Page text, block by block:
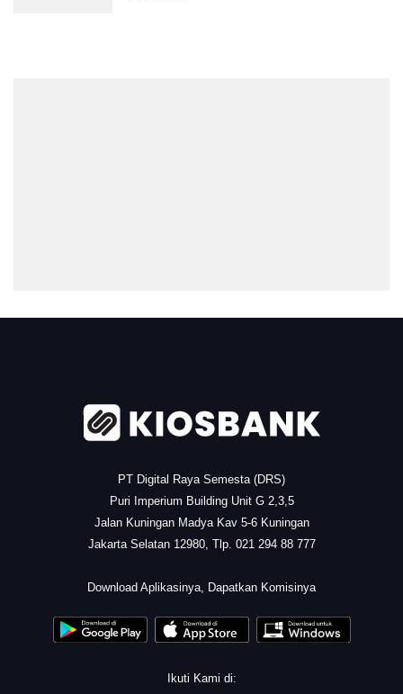
PT Digital Raya Semesta (DRS)
Puri Imperium Building Unit G 2,3,5
Jalan Kuningan Madya Kav 5-6 Kuningan
Jakarta Selatan 12980, Tlp. 021 294 88 777
Download Aplikasinya, Dapatkan Komisinya
Ikuti Kami di: